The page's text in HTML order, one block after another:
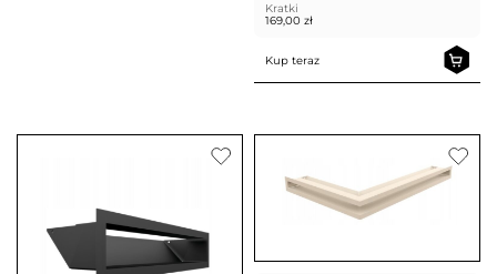
Kratki
169,00 zł
Kup teraz